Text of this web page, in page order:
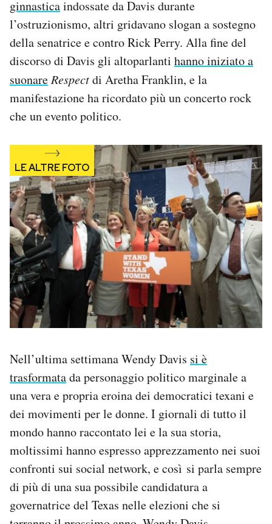
ginnasticaindossate da Davis durante
l’ostruzionismo, altri gridavano slogan a sostegno
della senatrice e contro Rick Perry. Alla fine del
discorso di Davis gli altoparlanti hanno iniziato a
suonare Respectdi Aretha Franklin, e la
manifestazione ha ricordato più un concerto rock
che un evento politico.
Nell’ultima settimana Wendy Davis si è
trasformatada personaggio politico marginale a
una vera e propria eroina dei democratici texani e
dei movimenti per le donne. I giornali di tutto il
mondo hanno raccontato lei e la sua storia,
moltissimi hanno espresso apprezzamento nei suoi
confronti sui social network, e così si parla sempre
di più di una sua possibile candidatura a
governatrice del Texas nelle elezioni che si